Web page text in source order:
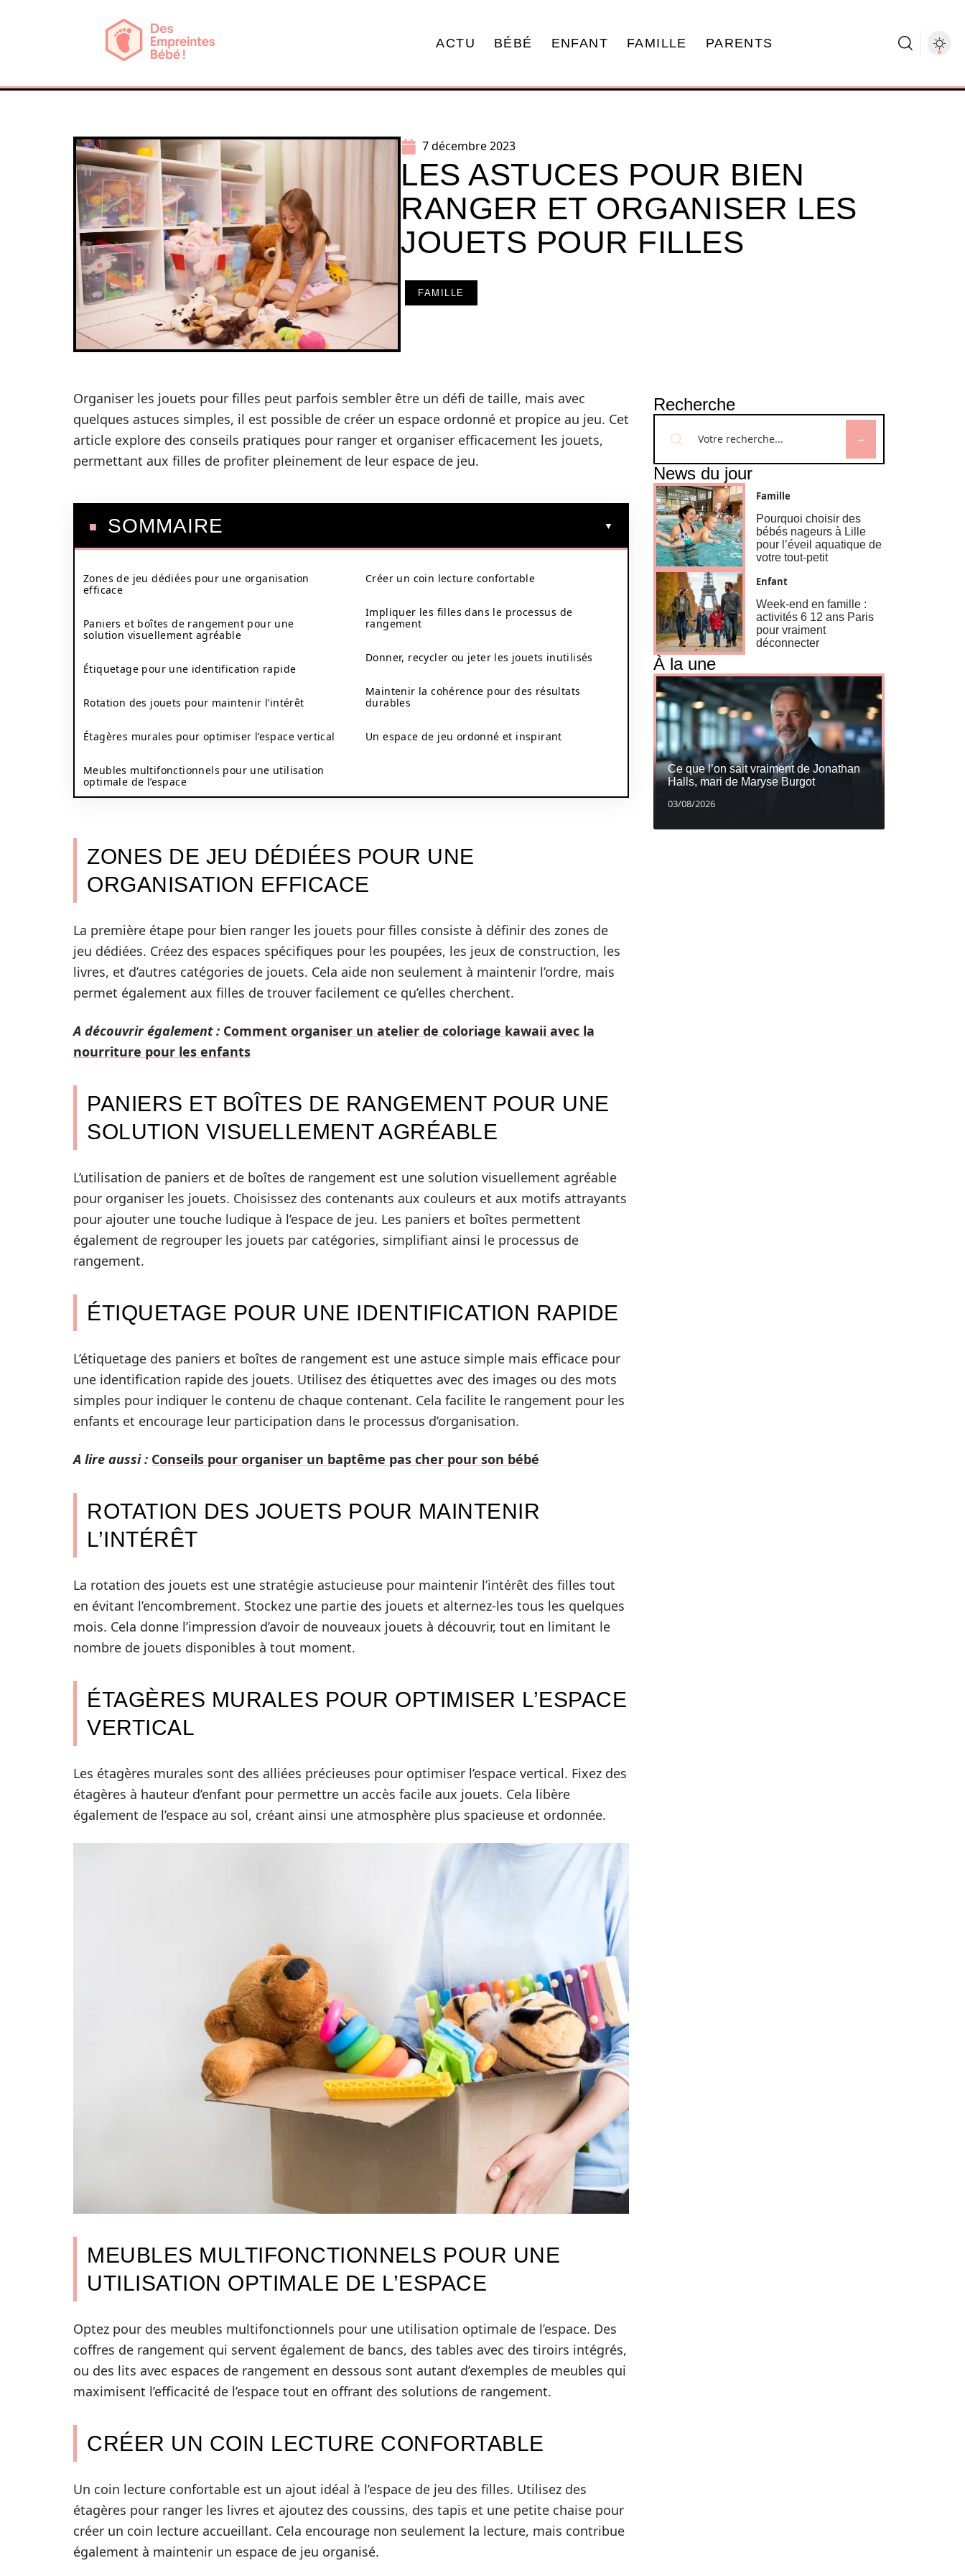
ACTU BÉBÉ ENFANT FAMILLE PARENTS
7 décembre 2023
LES ASTUCES POUR BIEN
RANGER ET ORGANISER LES
JOUETS POUR FILLES
FAMILLE
Organiser les jouets pour filles peut parfois sembler être un défi de taille, mais avec
quelques astuces simples, il est possible de créer un espace ordonné et propice au jeu. Cet
article explore des conseils pratiques pour ranger et organiser efficacement les jouets,
permettant aux filles de profiter pleinement de leur espace de jeu.
SOMMAIRE
Zones de jeu dédiées pour une organisation
efficace
Paniers et boîtes de rangement pour une
solution visuellement agréable
Étiquetage pour une identification rapide
Rotation des jouets pour maintenir l’intérêt
Étagères murales pour optimiser l’espace vertical
Meubles multifonctionnels pour une utilisation
optimale de l’espace
Créer un coin lecture confortable
Impliquer les filles dans le processus de
rangement
Donner, recycler ou jeter les jouets inutilisés
Maintenir la cohérence pour des résultats
durables
Un espace de jeu ordonné et inspirant
ZONES DE JEU DÉDIÉES POUR UNE
ORGANISATION EFFICACE
La première étape pour bien ranger les jouets pour filles consiste à définir des zones de
jeu dédiées. Créez des espaces spécifiques pour les poupées, les jeux de construction, les
livres, et d’autres catégories de jouets. Cela aide non seulement à maintenir l’ordre, mais
permet également aux filles de trouver facilement ce qu’elles cherchent.
A découvrir également : Comment organiser un atelier de coloriage kawaii avec la
nourriture pour les enfants
PANIERS ET BOÎTES DE RANGEMENT POUR UNE
SOLUTION VISUELLEMENT AGRÉABLE
L’utilisation de paniers et de boîtes de rangement est une solution visuellement agréable
pour organiser les jouets. Choisissez des contenants aux couleurs et aux motifs attrayants
pour ajouter une touche ludique à l’espace de jeu. Les paniers et boîtes permettent
également de regrouper les jouets par catégories, simplifiant ainsi le processus de
rangement.
ÉTIQUETAGE POUR UNE IDENTIFICATION RAPIDE
L’étiquetage des paniers et boîtes de rangement est une astuce simple mais efficace pour
une identification rapide des jouets. Utilisez des étiquettes avec des images ou des mots
simples pour indiquer le contenu de chaque contenant. Cela facilite le rangement pour les
enfants et encourage leur participation dans le processus d’organisation.
A lire aussi : Conseils pour organiser un baptême pas cher pour son bébé
ROTATION DES JOUETS POUR MAINTENIR
L’INTÉRÊT
La rotation des jouets est une stratégie astucieuse pour maintenir l’intérêt des filles tout
en évitant l’encombrement. Stockez une partie des jouets et alternez-les tous les quelques
mois. Cela donne l’impression d’avoir de nouveaux jouets à découvrir, tout en limitant le
nombre de jouets disponibles à tout moment.
ÉTAGÈRES MURALES POUR OPTIMISER L’ESPACE
VERTICAL
Les étagères murales sont des alliées précieuses pour optimiser l’espace vertical. Fixez des
étagères à hauteur d’enfant pour permettre un accès facile aux jouets. Cela libère
également de l’espace au sol, créant ainsi une atmosphère plus spacieuse et ordonnée.
MEUBLES MULTIFONCTIONNELS POUR UNE
UTILISATION OPTIMALE DE L’ESPACE
Optez pour des meubles multifonctionnels pour une utilisation optimale de l’espace. Des
coffres de rangement qui servent également de bancs, des tables avec des tiroirs intégrés,
ou des lits avec espaces de rangement en dessous sont autant d’exemples de meubles qui
maximisent l’efficacité de l’espace tout en offrant des solutions de rangement.
CRÉER UN COIN LECTURE CONFORTABLE
Un coin lecture confortable est un ajout idéal à l’espace de jeu des filles. Utilisez des
étagères pour ranger les livres et ajoutez des coussins, des tapis et une petite chaise pour
créer un coin lecture accueillant. Cela encourage non seulement la lecture, mais contribue
également à maintenir un espace de jeu organisé.
Recherche
News du jour
Famille
Pourquoi choisir des
bébés nageurs à Lille
pour l’éveil aquatique de
votre tout-petit
Enfant
Week-end en famille :
activités 6 12 ans Paris
pour vraiment
déconnecter
À la une
Ce que l’on sait vraiment de Jonathan
Halls, mari de Maryse Burgot
03/08/2026